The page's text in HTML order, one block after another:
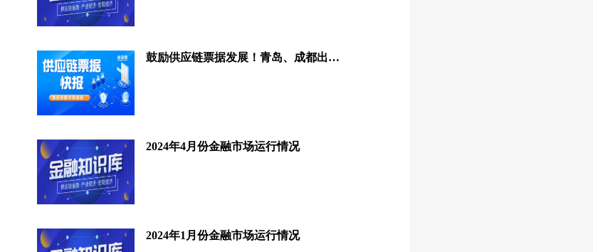
鼓励供应链票据发展！青岛、成都出台现金奖励（附多地奖励政策）
2024年4月份金融市场运行情况
2024年1月份金融市场运行情况